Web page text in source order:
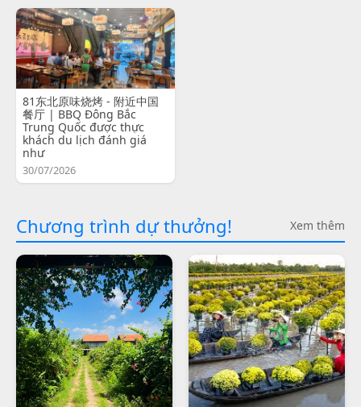
81东北原味烧烤 - 附近中国
餐厅 | BBQ Đông Bắc
Trung Quốc được thực
khách du lịch đánh giá
như
30/07/2026
Chương trình dự thưởng! Xem thêm